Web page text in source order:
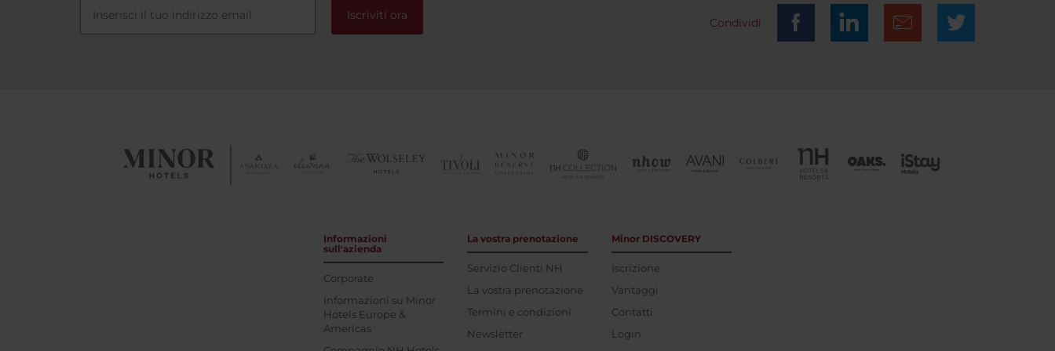
Iscriviti ora
Condividi
Informazioni
sull'azienda
Corporate
Informazioni su Minor
Hotels Europe &
Americas
La vostra prenotazione
Servizio Clienti NH
La vostra prenotazione
Termini e condizioni
Newsletter
Minor DISCOVERY
Iscrizione
Vantaggi
Contatti
Login